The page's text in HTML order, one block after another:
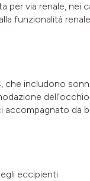
per via renale, nei
funzionalità
che includono
da
eccipienti.